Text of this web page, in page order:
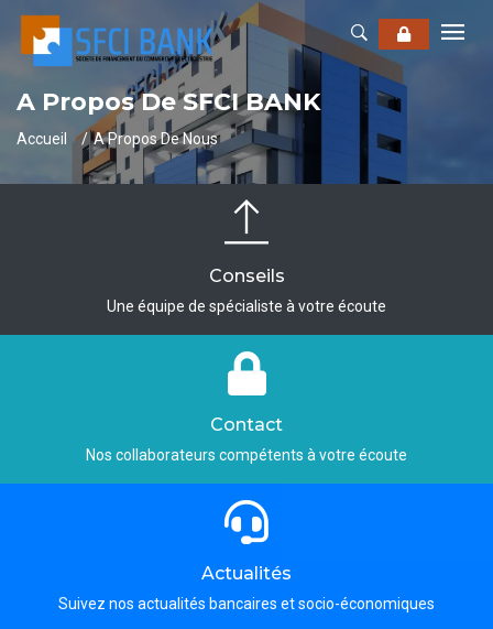
A Propos De SFCI BANK
Accueil A Propos De Nous
Conseils
Une équipe de spécialiste à votre écoute
Contact
Nos collaborateurs compétents à votre écoute
Actualités
Suivez nos actualités bancaires et socio-économiques